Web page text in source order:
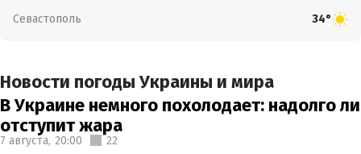
Севастополь 34°
Новости погоды Украины и мира
В Украине немного похолодает: надолго ли
отступит жара
7 августа, 20:00 22